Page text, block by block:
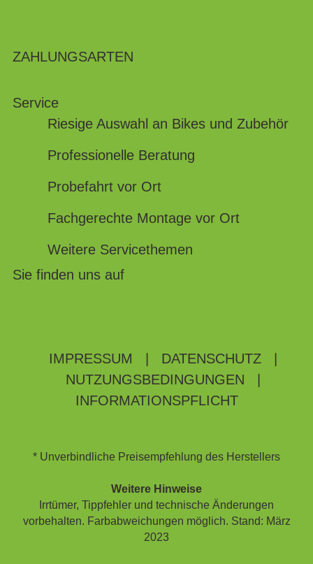
ZAHLUNGSARTEN
Service
Riesige Auswahl an Bikes und Zubehör
Professionelle Beratung
Probefahrt vor Ort
Fachgerechte Montage vor Ort
Weitere Servicethemen
Sie finden uns auf
IMPRESSUM DATENSCHUTZ
NUTZUNGSBEDINGUNGEN
INFORMATIONSPFLICHT
* Unverbindliche Preisempfehlung des Herstellers
Weitere Hinweise
Irrtümer, Tippfehler und technische Änderungen
vorbehalten. Farbabweichungen möglich. Stand: März
2023